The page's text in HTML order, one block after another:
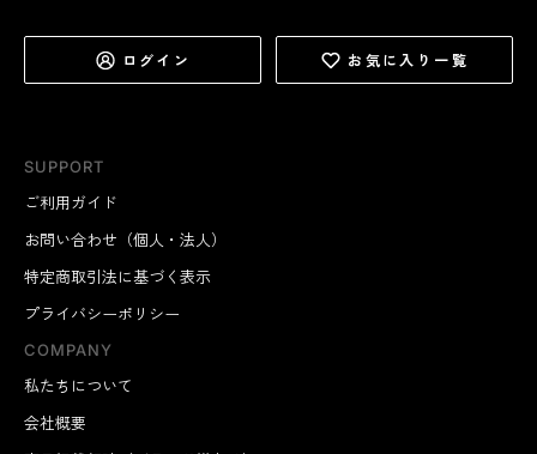
SUPPORT
ご利用ガイド
お問い合わせ（個人・法人）
特定商取引法に基づく表示
プライバシーポリシー
COMPANY
私たちについて
会社概要
ログイン お気に入り一覧